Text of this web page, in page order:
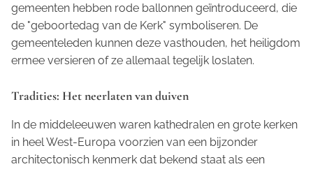
gemeenten hebben rode ballonnen geïntroduceerd, die
de "geboortedag van de Kerk" symboliseren. De
gemeenteleden kunnen deze vasthouden, het heiligdom
ermee versieren of ze allemaal tegelijk loslaten.
Tradities: Het neerlaten van duiven
In de middeleeuwen waren kathedralen en grote kerken
in heel West-Europa voorzien van een bijzonder
architectonisch kenmerk dat bekend staat als een